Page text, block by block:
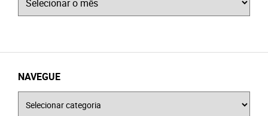
NAVEGUE